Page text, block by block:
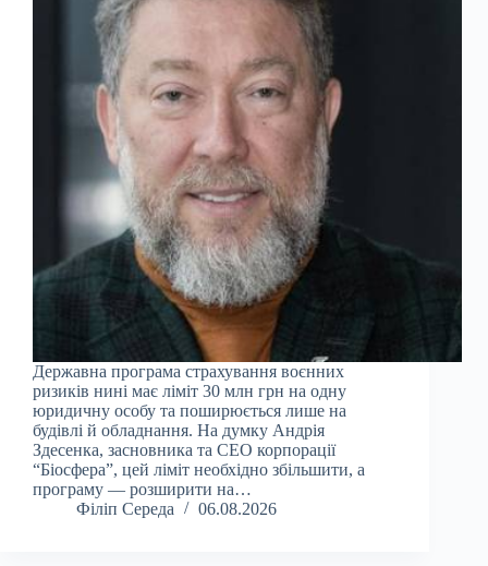
Державна програма страхування воєнних
ризиків нині має ліміт 30 млн грн на одну
юридичну особу та поширюється лише на
будівлі й обладнання. На думку Андрія
Здесенка, засновника та CEO корпорації
“Біосфера”, цей ліміт необхідно збільшити, а
програму — розширити на…
Філіп Середа
06.08.2026